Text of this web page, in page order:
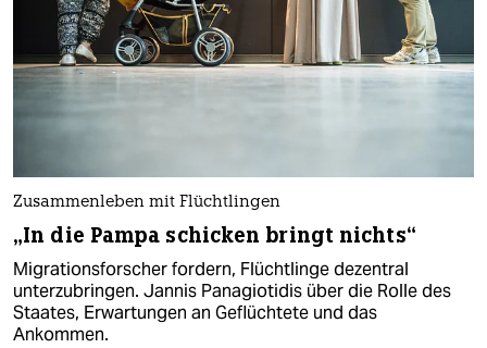
Zusammenleben mit Flüchtlingen
„In die Pampa schicken bringt nichts“
Migrationsforscher fordern, Flüchtlinge dezentral
unterzubringen. Jannis Panagiotidis über die Rolle des
Staates, Erwartungen an Geflüchtete und das
Ankommen.